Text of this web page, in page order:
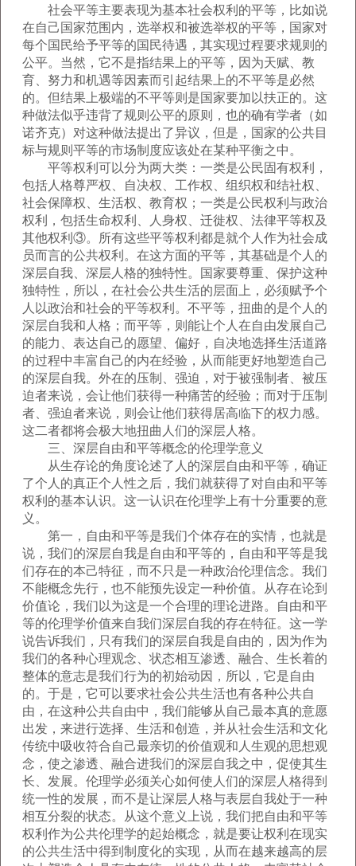
社会平等主要表现为基本社会权利的平等，比如说
在自己国家范围内，选举权和被选举权的平等，国家对
每个国民给予平等的国民待遇，其实现过程要求规则的
公平。当然，它不是指结果上的平等，因为天赋、教
育、努力和机遇等因素而引起结果上的不平等是必然
的。但结果上极端的不平等则是国家要加以扶正的。这
种做法似乎违背了规则公平的原则，也的确有学者（如
诺齐克）对这种做法提出了异议，但是，国家的公共目
标与规则平等的市场制度应该处在某种平衡之中。
平等权利可以分为两大类：一类是公民固有权利，
包括人格尊严权、自决权、工作权、组织权和结社权、
社会保障权、生活权、教育权；一类是公民权利与政治
权利，包括生命权利、人身权、迁徙权、法律平等权及
其他权利③。所有这些平等权利都是就个人作为社会成
员而言的公共权利。在这方面的平等，其基础是个人的
深层自我、深层人格的独特性。国家要尊重、保护这种
独特性，所以，在社会公共生活的层面上，必须赋予个
人以政治和社会的平等权利。不平等，扭曲的是个人的
深层自我和人格；而平等，则能让个人在自由发展自己
的能力、表达自己的愿望、偏好，自决地选择生活道路
的过程中丰富自己的内在经验，从而能更好地塑造自己
的深层自我。外在的压制、强迫，对于被强制者、被压
迫者来说，会让他们获得一种痛苦的经验；而对于压制
者、强迫者来说，则会让他们获得居高临下的权力感。
这二者都将会极大地扭曲人们的深层人格。
三、深层自由和平等概念的伦理学意义
从生存论的角度论述了人的深层自由和平等，确证
了个人的真正个人性之后，我们就获得了对自由和平等
权利的基本认识。这一认识在伦理学上有十分重要的意
义。
第一，自由和平等是我们个体存在的实情，也就是
说，我们的深层自我是自由和平等的，自由和平等是我
们存在的本己特征，而不只是一种政治伦理信念。我们
不能概念先行，也不能预先设定一种价值。从存在论到
价值论，我们以为这是一个合理的理论进路。自由和平
等的伦理学价值来自我们深层自我的存在特征。这一学
说告诉我们，只有我们的深层自我是自由的，因为作为
我们的各种心理观念、状态相互渗透、融合、生长着的
整体的意志是我们行为的初始动因，所以，它是自由
的。于是，它可以要求社会公共生活也有各种公共自
由，在这种公共自由中，我们能够从自己最本真的意愿
出发，来进行选择、生活和创造，并从社会生活和文化
传统中吸收符合自己最亲切的价值观和人生观的思想观
念，使之渗透、融合进我们的深层自我之中，促使其生
长、发展。伦理学必须关心如何使人们的深层人格得到
统一性的发展，而不是让深层人格与表层自我处于一种
相互分裂的状态。从这个意义上说，我们把自由和平等
权利作为公共伦理学的起始概念，就是要让权利在现实
的公共生活中得到制度化的实现，从而在越来越高的层